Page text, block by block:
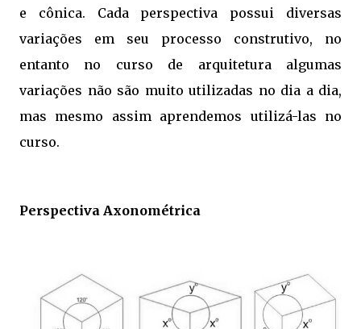
e cônica. Cada perspectiva possui diversas
variações em seu processo construtivo, no
entanto no curso de arquitetura algumas
variações não são muito utilizadas no dia a dia,
mas mesmo assim aprendemos utilizá-las no
curso.
Perspectiva Axonométrica